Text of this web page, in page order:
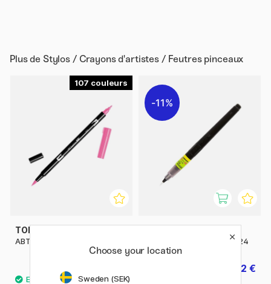
Plus de Stylos / Crayons d'artistes / Feutres pinceaux
107
TOMBOW
ABT Dual Brush Pen
11%
Cartoonist Brush Pen No. 24
9.52 €
Choose your location
Sweden (SEK)